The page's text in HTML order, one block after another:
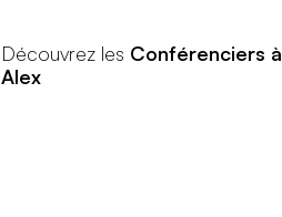
Découvrez les Conférenciers à
Alex